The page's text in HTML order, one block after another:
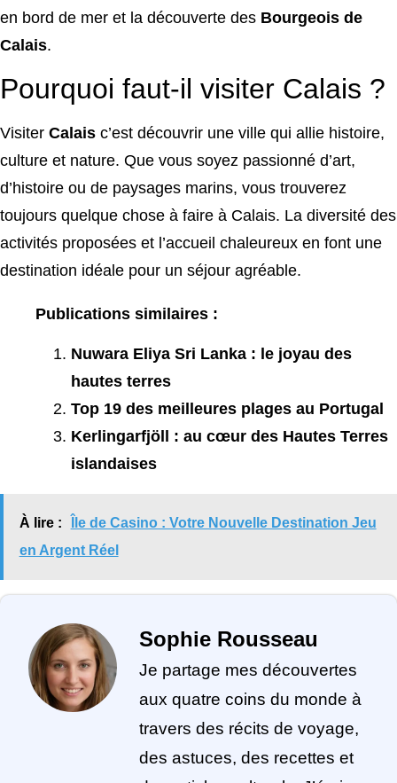
en bord de mer et la découverte des Bourgeois de
Calais.
Pourquoi faut-il visiter Calais ?
Visiter Calais c’est découvrir une ville qui allie histoire,
culture et nature. Que vous soyez passionné d’art,
d’histoire ou de paysages marins, vous trouverez
toujours quelque chose à faire à Calais. La diversité des
activités proposées et l’accueil chaleureux en font une
destination idéale pour un séjour agréable.
Publications similaires :
Nuwara Eliya Sri Lanka : le joyau des
hautes terres
Top 19 des meilleures plages au Portugal
Kerlingarfjöll : au cœur des Hautes Terres
islandaises
À lire :
Île de Casino : Votre Nouvelle Destination Jeu
en Argent Réel
Sophie Rousseau
Je partage mes découvertes
aux quatre coins du monde à
travers des récits de voyage,
des astuces, des recettes et